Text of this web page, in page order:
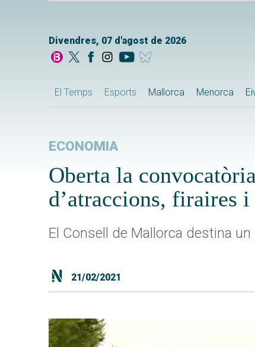
Divendres, 07 d'agost de 2026
El Temps Esports Mallorca Menorca
ECONOMIA
Oberta la
d’atraccions, firaires i
El Consell de Mallorca destina
21/02/2021